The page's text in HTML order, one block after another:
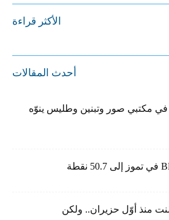
الأكثر قراءة
أحدث المقالات
مكتبي صور وتبنين وطليس ينوّه
منذ أوّل حزيران.. ولكن